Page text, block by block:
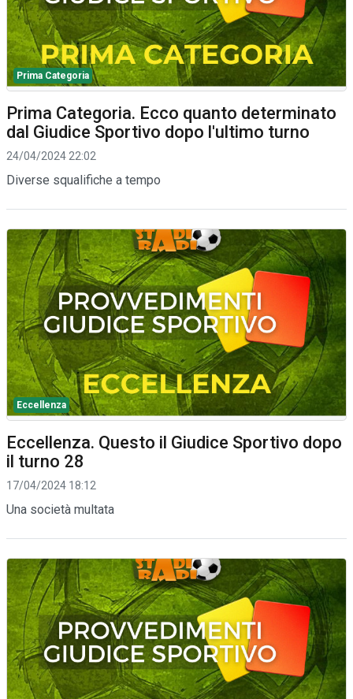
Prima Categoria
Prima Categoria. Ecco quanto determinato
dal Giudice Sportivo dopo l'ultimo turno
24/04/2024 22:02
Diverse squalifiche a tempo
Eccellenza
Eccellenza. Questo il Giudice Sportivo dopo
il turno 28
17/04/2024 18:12
Una società multata